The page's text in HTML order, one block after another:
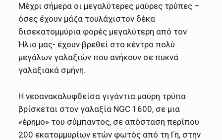
Μέχρι σήμερα οι μεγαλύτερες μαύρες τρύπες –
όσες έχουν μάζα τουλάχιστον δέκα
δισεκατομμύρια φορές μεγαλύτερη από τον
Ήλιο μας- έχουν βρεθεί στο κέντρο πολύ
μεγάλων γαλαξιών που ανήκουν σε πυκνά
γαλαξιακά σμήνη.
Η νεοανακαλυφθείσα γιγάντια μαύρη τρύπα
βρίσκεται στον γαλαξία NGC 1600, σε μια
«έρημο» του σύμπαντος, σε απόσταση περίπου
200 εκατομμυρίων ετών φωτός από τη Γη, στην